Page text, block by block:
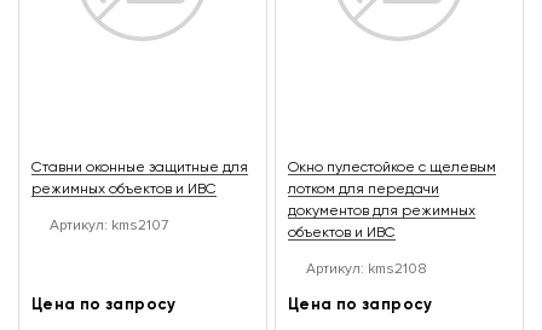
Ставни оконные защитные для
режимных объектов и ИВС
Артикул: kms2107
Цена по запросу
Окно пулестойкое с щелевым
лотком для передачи
документов для режимных
объектов и ИВС
Артикул: kms2108
Цена по запросу